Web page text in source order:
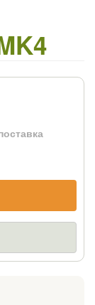
ми